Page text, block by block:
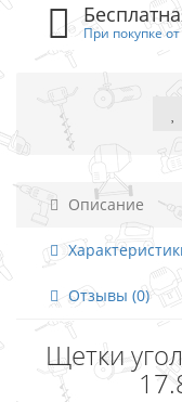
При покупке
Описание
Отзывы (0)
Щетки